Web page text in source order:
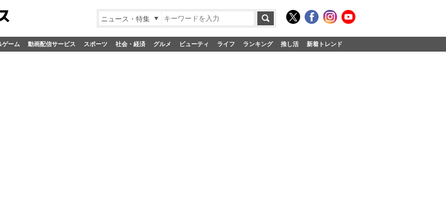
ニュース・特集
ゲーム 動画配信サービス スポーツ 社会・経済 グルメ ビューティ ライフ ランキング 推し活 新着トレンド